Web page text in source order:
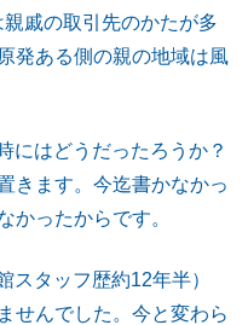
戚の取引先のかたが多
発ある側の親の地域は風
にはどうだったろうか？
きます。今迄書かなかっ
かったからです。
スタッフ歴約12年半）
せんでした。今と変わら